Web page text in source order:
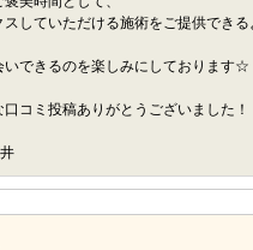
していただける施術をご提供できる
いできるのを楽しみにしております☆
コミ投稿ありがとうございました！